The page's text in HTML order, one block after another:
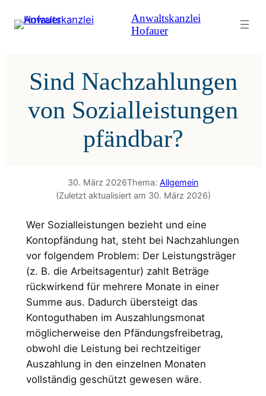
Inhalt
Anwaltskanzlei
Hofauer
Sind Nachzahlungen
von Sozialleistungen
pfändbar?
30. März 2026Thema: Allgemein
(Zuletzt aktualisiert am 30. März 2026)
Wer Sozialleistungen bezieht und eine
Kontopfändung hat, steht bei Nachzahlungen
vor folgendem Problem: Der Leistungsträger
(z. B. die Arbeitsagentur) zahlt Beträge
rückwirkend für mehrere Monate in einer
Summe aus. Dadurch übersteigt das
Kontoguthaben im Auszahlungsmonat
möglicherweise den Pfändungsfreibetrag,
obwohl die Leistung bei rechtzeitiger
Auszahlung in den einzelnen Monaten
vollständig geschützt gewesen wäre.